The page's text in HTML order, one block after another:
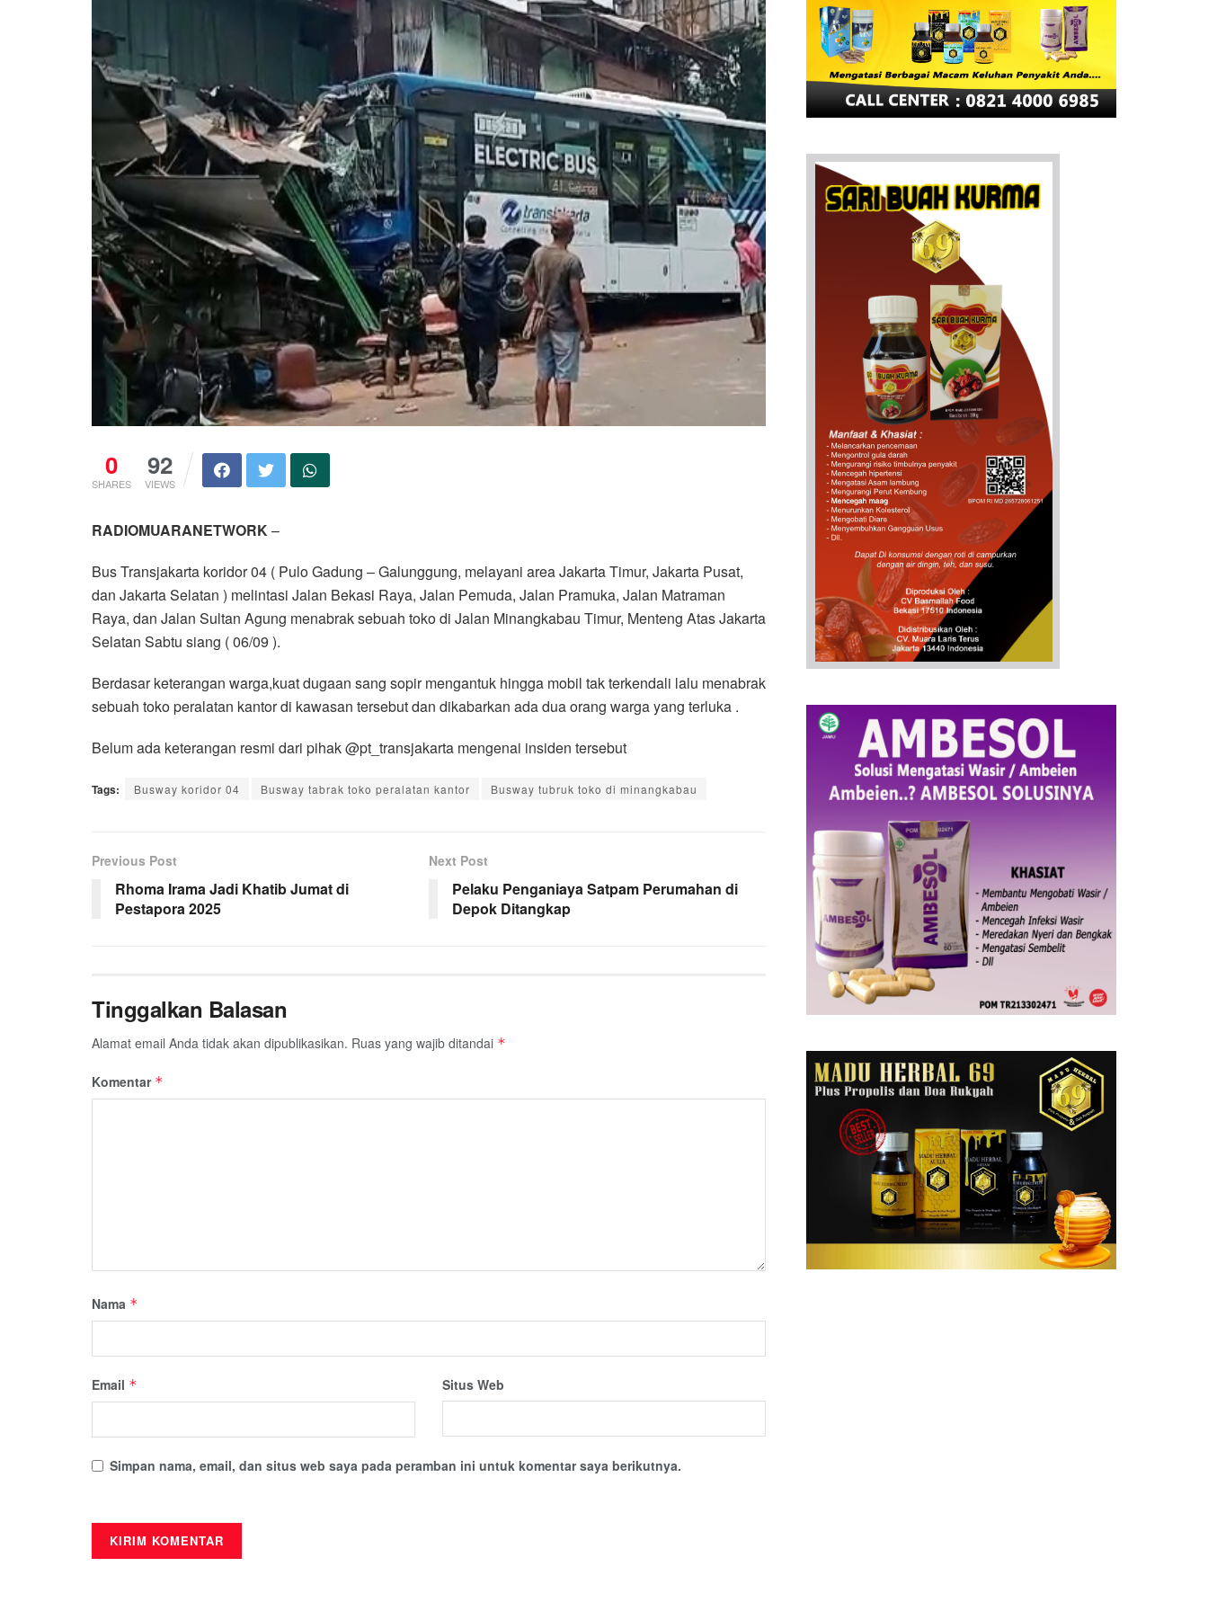
0
SHARES
92
VIEWS
RADIOMUARANETWORK–
Bus Transjakarta koridor 04 ( Pulo Gadung – Galunggung, melayani area Jakarta Timur, Jakarta Pusat,
dan Jakarta Selatan ) melintasi Jalan Bekasi Raya, Jalan Pemuda, Jalan Pramuka, Jalan Matraman
Raya, dan Jalan Sultan Agung menabrak sebuah toko di Jalan Minangkabau Timur, Menteng Atas Jakarta
Selatan Sabtu siang ( 06/09 ).
Berdasar keterangan warga,kuat dugaan sang sopir mengantuk hingga mobil tak terkendali lalu menabrak
sebuah toko peralatan kantor di kawasan tersebut dan dikabarkan ada dua orang warga yang terluka .
Belum ada keterangan resmi dari pihak @pt_transjakarta mengenai insiden tersebut
Tags: Busway koridor 04 Busway tabrak toko peralatan kantor Busway tubruk toko di minangkabau
Previous Post
Rhoma Irama Jadi Khatib Jumat di
Pestapora 2025
Next Post
Pelaku Penganiaya Satpam Perumahan di
Depok Ditangkap
Tinggalkan Balasan
Alamat email Anda tidak akan dipublikasikan. Ruas yang wajib ditandai *
Komentar *
Nama *
Email * Situs Web
Simpan nama, email, dan situs web saya pada peramban ini untuk komentar saya berikutnya.